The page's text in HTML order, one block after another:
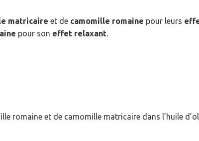
matricaire et de camomille romaine pour leurs
pour son effet relaxant
romaine et de camomille matricaire dans l’huile